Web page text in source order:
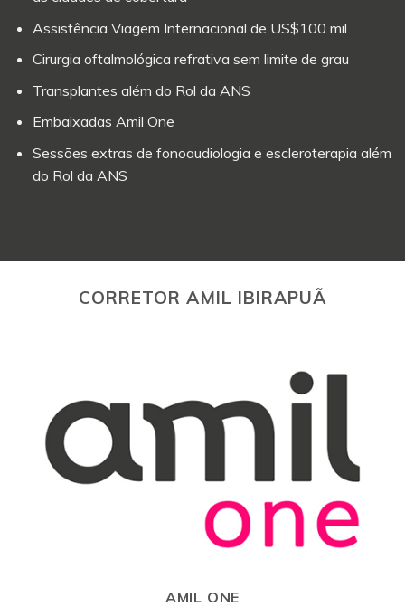
Assistência Viagem Internacional de US$100 mil
Cirurgia oftalmológica refrativa sem limite de grau
Transplantes além do Rol da ANS
Embaixadas Amil One
Sessões extras de fonoaudiologia e escleroterapia além
do Rol da ANS
CORRETOR AMIL IBIRAPUÃ
AMIL ONE